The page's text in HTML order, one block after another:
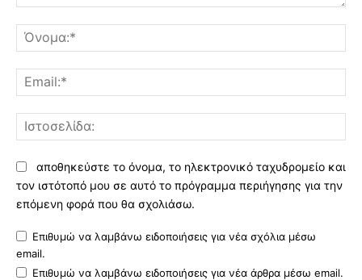
αποθηκεύστε το όνομα, το ηλεκτρονικό ταχυδρομείο και
τον ιστότοπό μου σε αυτό το πρόγραμμα περιήγησης για την
επόμενη φορά που θα σχολιάσω.
Επιθυμώ να λαμβάνω ειδοποιήσεις για νέα σχόλια μέσω
email.
Επιθυμώ να λαμβάνω ειδοποιήσεις για νέα άρθρα μέσω email.